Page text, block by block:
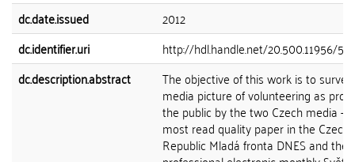
dc.date.issued
2012
dc.identifier.uri
http://hdl.handle.net/20.500.11956/
dc.description.abstract
The objective of this work is to
media picture of volunteering as
the public by the two Czech media -
most read quality paper in the Czech
Republic Mladá fronta DNES and the